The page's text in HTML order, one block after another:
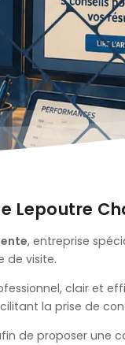
Lepoutre
, entreprise
de visite.
clair et
la prise de
de proposer une